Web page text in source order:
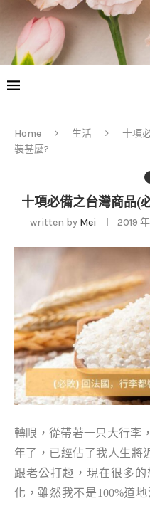
Home 生活
十項
裝甚麼?
十項必備之台灣商品(
written by Mei 2019 年
轉眼，從帶著一只大行李
年了，已經佔了我人生將
跟老公打趣，現在很多
化，雖然我不是100%道